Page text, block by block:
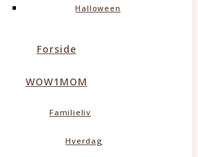
Halloween
Forside
WOW1MOM
Familieliv
Hverdag